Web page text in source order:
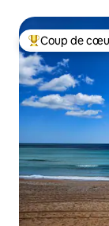
Coups de
Coup de